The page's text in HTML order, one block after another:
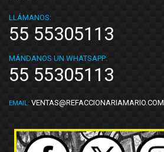
LLÁMANOS:
55 55305113
MÁNDANOS UN WHATSAPP:
55 55305113
EMAIL: VENTAS@REFACCIONARIAMARIO.COM